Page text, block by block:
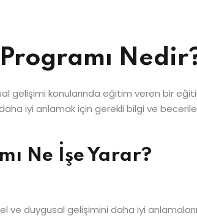
konularında eğitim veren bir
iyi anlamak için gerekli bilgi ve
Ne İşe Yarar?
ve duygusal gelişimini daha iyi